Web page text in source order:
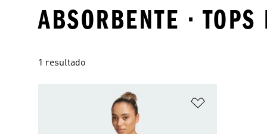
ABSORBENTE ·
1 resultado